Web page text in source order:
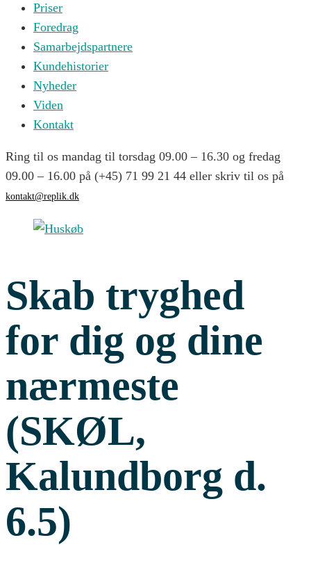
Priser
Foredrag
Samarbejdspartnere
Kundehistorier
Nyheder
Viden
Kontakt
Ring til os mandag til torsdag 09.00 – 16.30 og fredag
09.00 – 16.00 på (+45) 71 99 21 44 eller skriv til os på
kontakt@replik.dk
Skab tryghed
for dig og dine
nærmeste
(SKØL,
Kalundborg d.
6.5)